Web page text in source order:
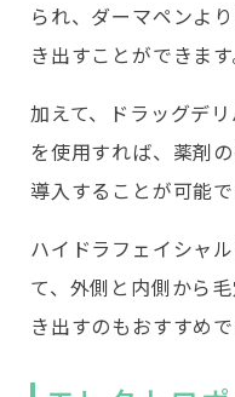
られ、ダーマペンよ
き出すことができます
加えて、ドラッグデ
を使用すれば、薬剤
導入することが可能で
ハイドラフェイシャ
て、外側と内側から
き出すのもおすすめで